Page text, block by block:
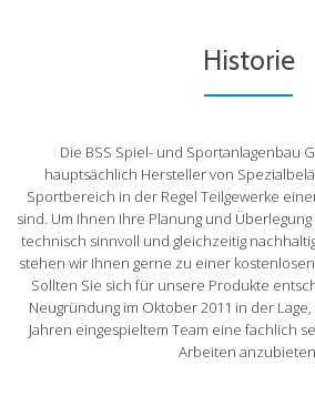
Historie
Die BSS Spiel- und Sportanlagenbau
hauptsächlich Hersteller von
Sportbereich in der Regel Teilgewerke
sind. Um Ihnen Ihre Planung und
technisch sinnvoll und gleichzeitig
stehen wir Ihnen gerne zu einer
Sollten Sie sich für unsere Produkte
Neugründung im Oktober 2011 in der
Jahren eingespieltem Team eine fachlich
Arbeiten